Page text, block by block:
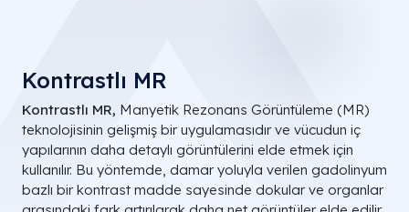
Kontrastlı MR
Kontrastlı MR, Manyetik Rezonans Görüntüleme (MR)
teknolojisinin gelişmiş bir uygulamasıdır ve vücudun iç
yapılarının daha detaylı görüntülerini elde etmek için
kullanılır. Bu yöntemde, damar yoluyla verilen gadolinyum
bazlı bir kontrast madde sayesinde dokular ve organlar